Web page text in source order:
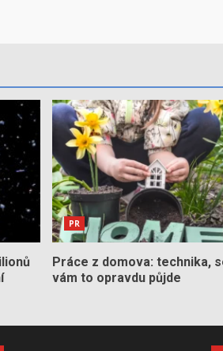
PR
Práce z domova: technika,
vám to opravdu půjde